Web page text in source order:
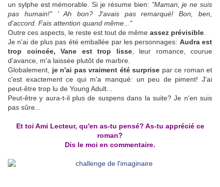
un sylphe est mémorable. Si je résume bien: "Maman, je ne suis
pas humain!" ' Ah bon? J'avais pas remarqué! Bon, ben,
d'accord. Fais attention quand même..."
Outre ces aspects, le reste est tout de même assez prévisible
Je n'ai de plus pas été emballée par les personnages: Audra est
trop coincée, Vane est trop lisse, leur romance, courue
d'avance, m'a laissée plutôt de marbre.
Globalement, je n'ai pas vraiment été surprise par ce roman et
c'est exactement ce qui m'a manqué: un peu de piment! J'ai
peut-être trop lu de Young Adult...
Peut-être y aura-t-il plus de suspens dans la suite? Je n'en suis
pas sûre...
Et toi Ami Lecteur, qu'en as-tu pensé? As-tu apprécié ce
roman?
Dis le moi en commentaire.